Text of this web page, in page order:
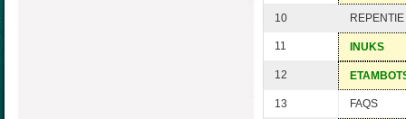
10 REPENTIE
11 INUKS
12
13 FAQS